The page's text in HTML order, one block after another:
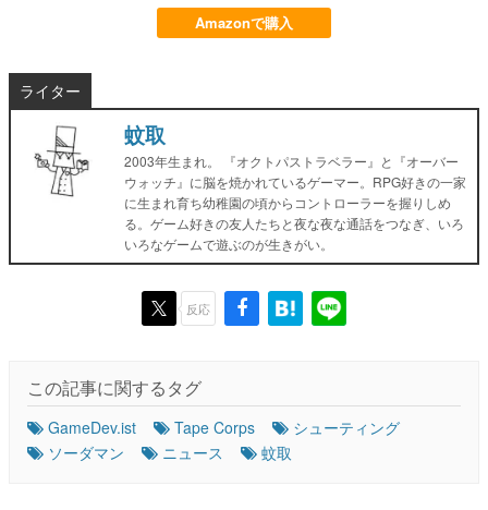
Amazonで購入
ライター
蚊取
2003年生まれ。 『オクトパストラベラー』と『オーバー
ウォッチ』に脳を焼かれているゲーマー。RPG好きの一家
に生まれ育ち幼稚園の頃からコントローラーを握りしめ
る。ゲーム好きの友人たちと夜な夜な通話をつなぎ、いろ
いろなゲームで遊ぶのが生きがい。
反応
この記事に関するタグ
GameDev.ist Tape Corps
シューティング
ソーダマン
ニュース 蚊取